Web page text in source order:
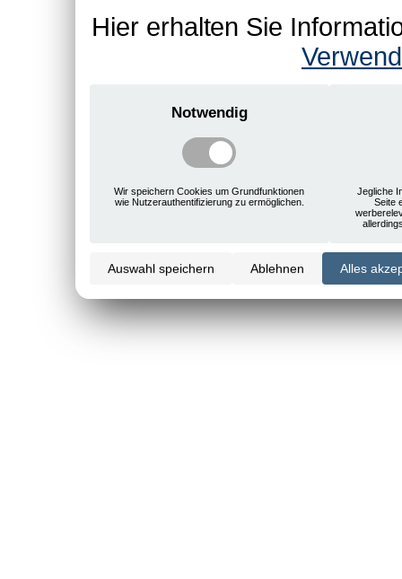
Hier erhalten Sie
Notwendig
Wir speichern Cookies um Grundfunktionen
wie Nutzerauthentifizierung zu ermöglichen.
Jegliche
Seite
Auswahl speichern Ablehnen Alles